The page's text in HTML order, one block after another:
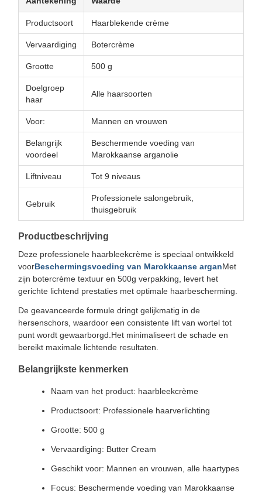
Productsoort Haarblekende crème
Vervaardiging Botercrème
Grootte 500 g
Doelgroep
haar
Alle haarsoorten
Voor: Mannen en vrouwen
Belangrijk
voordeel
Beschermende voeding van
Marokkaanse arganolie
Liftniveau Tot 9 niveaus
Gebruik
Professionele salongebruik,
thuisgebruik
Productbeschrijving
Deze professionele haarbleekcrème is speciaal ontwikkeld
voorBeschermingsvoeding van Marokkaanse arganMet
zijn botercrème textuur en 500g verpakking, levert het
gerichte lichtend prestaties met optimale haarbescherming.
De geavanceerde formule dringt gelijkmatig in de
hersenschors, waardoor een consistente lift van wortel tot
punt wordt gewaarborgd.Het minimaliseert de schade en
bereikt maximale lichtende resultaten.
Belangrijkste kenmerken
Naam van het product: haarbleekcrème
Productsoort: Professionele haarverlichting
Grootte: 500 g
Vervaardiging: Butter Cream
Geschikt voor: Mannen en vrouwen, alle haartypes
Focus: Beschermende voeding van Marokkaanse